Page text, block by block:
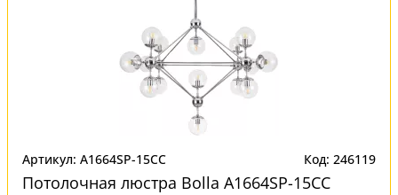
Артикул: A1664SP-15CC Код: 246119
Потолочная люстра Bolla A1664SP-15CC